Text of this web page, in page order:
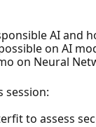
AI and
on AI
on Neural
session:
to assess